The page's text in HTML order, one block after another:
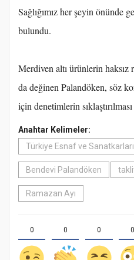
Sağlığımız her şeyin önünde
bulundu.
Merdiven altı ürünlerin haksız
da değinen Palandöken, söz
için denetimlerin
Anahtar Kelimeler:
Türkiye Esnaf ve
Bendevi Palandöken
Ramazan Ayı
0 0 0 0